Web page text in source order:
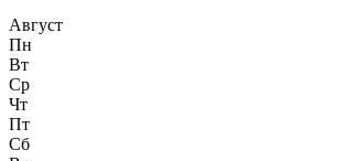
Август
Пн
Вт
Ср
Чт
Пт
Сб